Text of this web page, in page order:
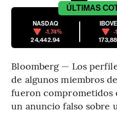
ÚLTIMAS
NASDAQ
-1.74%
24,442.94
-
Bloomberg — Los
de algunos miembros
fueron comprometidos
un anuncio falso sobre